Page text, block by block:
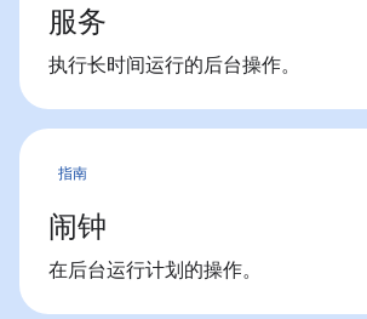
服务
执行长时间运行的后台操作。
指南
闹钟
在后台运行计划的操作。